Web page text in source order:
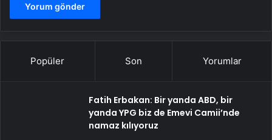
Popüler Son Yorumlar
Fatih Erbakan: Bir yanda ABD, bir
yanda YPG biz de Emevi Camii’nde
namaz kılıyoruz